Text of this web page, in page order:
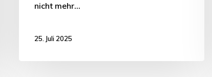
nicht mehr…
25. Juli 2025